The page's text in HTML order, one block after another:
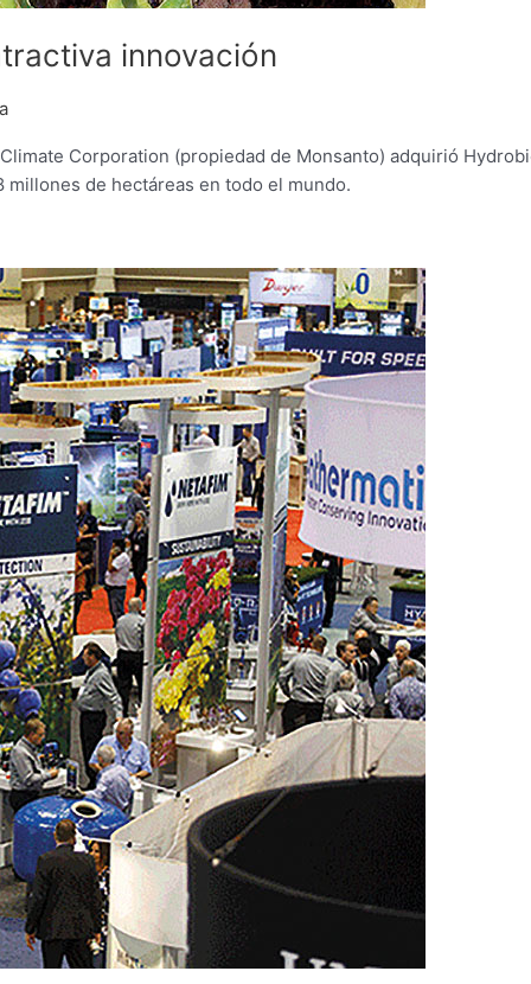
innovación
Corporation (propiedad de Monsanto) adquirió
de hectáreas en todo el mundo.